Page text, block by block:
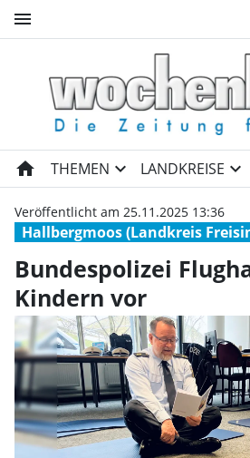
menu
Bundespolizei
home THEMEN expand_more LANDKREISE expand_more
Hallbergmoos (Landkreis
Veröffentlicht am 25.11.2025 13:36
Bundespolizei
Kindern vor